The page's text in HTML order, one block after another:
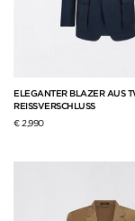
ELEGANTER BLAZER AUS
REISSVERSCHLUSS
€ 2,990